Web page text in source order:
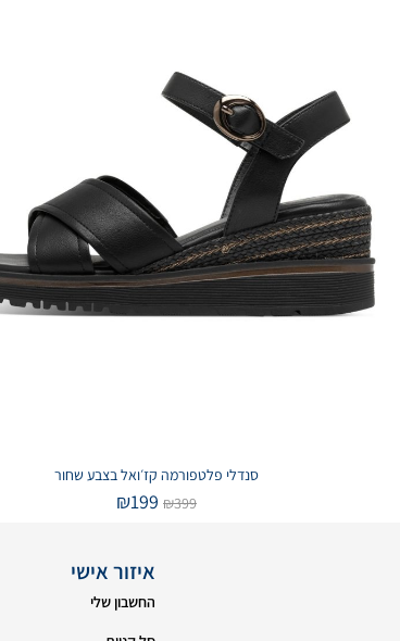
סנדלי פלטפורמה קז׳ואל בצבע שחור
₪399
₪199
איזור אישי
החשבון שלי